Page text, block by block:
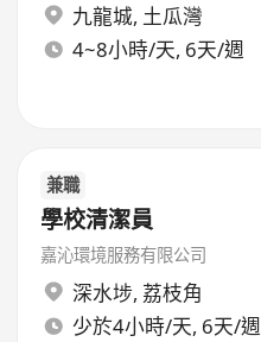
九龍城, 土瓜灣
4~8小時/天, 6天/週
兼職
學校清潔員
嘉沁環境服務有限公司
深水埗, 荔枝角
少於4小時/天, 6天/週